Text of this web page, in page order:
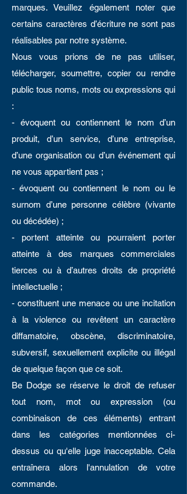
marques. Veuillez également noter que
certains caractères d’écriture ne sont pas
réalisables par notre système.
Nous vous prions de ne pas utiliser,
télécharger, soumettre, copier ou rendre
public tous noms, mots ou expressions qui
:
- évoquent ou contiennent le nom d’un
produit, d’un service, d’une entreprise,
d’une organisation ou d’un événement qui
ne vous appartient pas ;
- évoquent ou contiennent le nom ou le
surnom d’une personne célèbre (vivante
ou décédée) ;
- portent atteinte ou pourraient porter
atteinte à des marques commerciales
tierces ou à d’autres droits de propriété
intellectuelle ;
- constituent une menace ou une incitation
à la violence ou revêtent un caractère
diffamatoire, obscène, discriminatoire,
subversif, sexuellement explicite ou illégal
de quelque façon que ce soit.
Be Dodge se réserve le droit de refuser
tout nom, mot ou expression (ou
combinaison de ces éléments) entrant
dans les catégories mentionnées ci-
dessus ou qu'elle juge inacceptable. Cela
entraînera alors l'annulation de votre
commande.